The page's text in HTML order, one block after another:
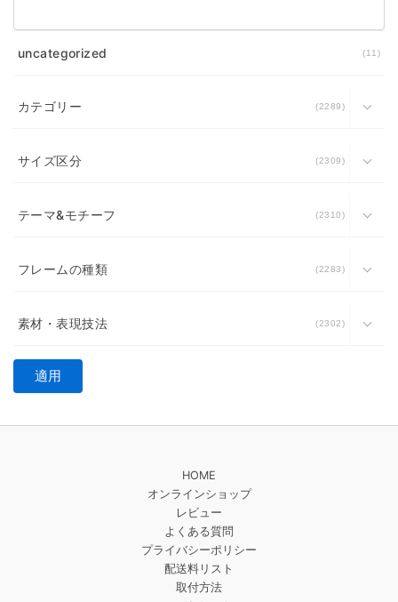
uncategorized 11
カテゴリー 2289
サイズ区分 2309
テーマ&モチーフ 2310
フレームの種類 2283
素材・表現技法 2302
適用
HOME
オンラインショップ
レビュー
よくある質問
プライバシーポリシー
配送料リスト
取付方法